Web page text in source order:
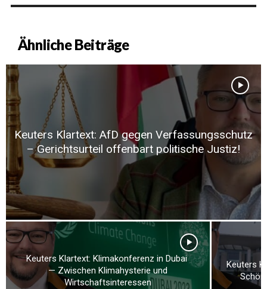
Ähnliche Beiträge
Keuters Klartext: AfD gegen Verfassungsschutz
– Gerichtsurteil offenbart politische Justiz!
Keuters Klartext: Klimakonferenz in Dubai
— Zwischen Klimahysterie und
Wirtschaftsinteressen
Keuters